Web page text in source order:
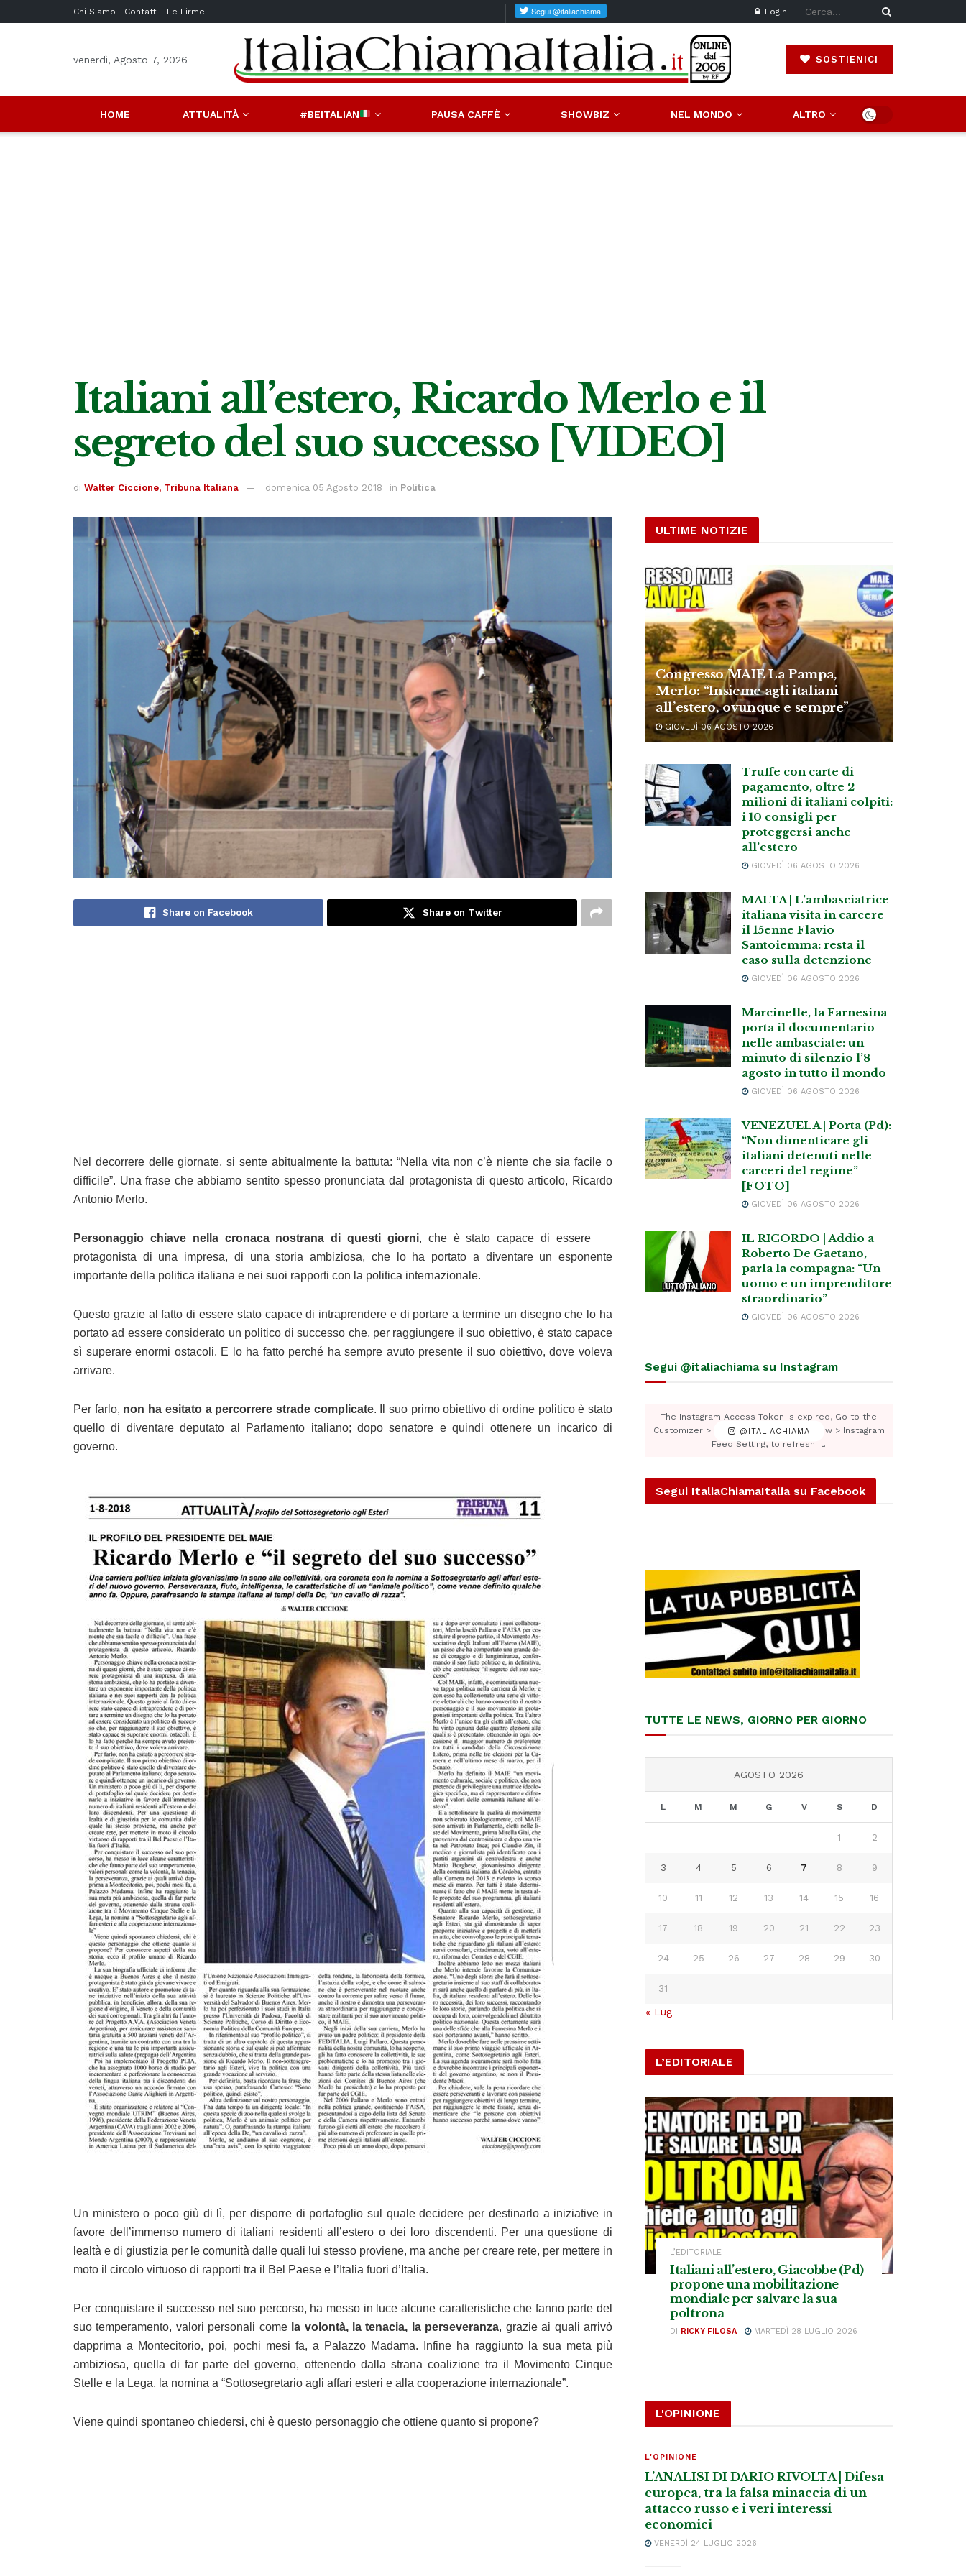
Chi Siamo Contatti Le Firme Login
venerdì, Agosto 7, 2026 SOSTIENICI
HOME ATTUALITÀ #BEITALIAN PAUSA CAFFÈ SHOWBIZ NEL MONDO ALTRO
Italiani all’estero, Ricardo Merlo e il
segreto del suo successo [VIDEO]
di Walter Ciccione, Tribuna Italiana domenica 05 Agosto 2018 in Politica
Share on Facebook Share on Twitter
Nel decorrere delle giornate, si sente abitualmente la battuta: “Nella vita non c’è niente che sia facile o
difficile”. Una frase che abbiamo sentito spesso pronunciata dal protagonista di questo articolo, Ricardo
Antonio Merlo.
Personaggio chiave nella cronaca nostrana di questi giorni, che è stato capace di essere
protagonista di una impresa, di una storia ambiziosa, che lo ha portato a diventare un esponente
importante della politica italiana e nei suoi rapporti con la politica internazionale.
Questo grazie al fatto di essere stato capace di intraprendere e di portare a termine un disegno che lo ha
portato ad essere considerato un politico di successo che, per raggiungere il suo obiettivo, è stato capace
sì superare enormi ostacoli. E lo ha fatto perché ha sempre avuto presente il suo obiettivo, dove voleva
arrivare.
Per farlo, non ha esitato a percorrere strade complicate. Il suo primo obiettivo di ordine politico è stato
quello di diventare deputato al Parlamento italiano; dopo senatore e quindi ottenere un incarico di
governo.
Un ministero o poco giù di lì, per disporre di portafoglio sul quale decidere per destinarlo a iniziative in
favore dell’immenso numero di italiani residenti all’estero o dei loro discendenti. Per una questione di
lealtà e di giustizia per le comunità dalle quali lui stesso proviene, ma anche per creare rete, per mettere in
moto il circolo virtuoso di rapporti tra il Bel Paese e l’Italia fuori d’Italia.
Per conquistare il successo nel suo percorso, ha messo in luce alcune caratteristiche che fanno parte del
suo temperamento, valori personali come la volontà, la tenacia, la perseveranza, grazie ai quali arrivò
dapprima a Montecitorio, poi, pochi mesi fa, a Palazzo Madama. Infine ha raggiunto la sua meta più
ambiziosa, quella di far parte del governo, ottenendo dalla strana coalizione tra il Movimento Cinque
Stelle e la Lega, la nomina a “Sottosegretario agli affari esteri e alla cooperazione internazionale”.
Viene quindi spontaneo chiedersi, chi è questo personaggio che ottiene quanto si propone?
ULTIME NOTIZIE
Congresso MAIE La Pampa,
Merlo: “Insieme agli italiani
all’estero, ovunque e sempre”
GIOVEDÌ 06 AGOSTO 2026
Truffe con carte di
pagamento, oltre 2
milioni di italiani colpiti:
i 10 consigli per
proteggersi anche
all’estero
GIOVEDÌ 06 AGOSTO 2026
MALTA | L’ambasciatrice
italiana visita in carcere
il 15enne Flavio
Santoiemma: resta il
caso sulla detenzione
GIOVEDÌ 06 AGOSTO 2026
Marcinelle, la Farnesina
porta il documentario
nelle ambasciate: un
minuto di silenzio l’8
agosto in tutto il mondo
GIOVEDÌ 06 AGOSTO 2026
VENEZUELA | Porta (Pd):
“Non dimenticare gli
italiani detenuti nelle
carceri del regime”
[FOTO]
GIOVEDÌ 06 AGOSTO 2026
IL RICORDO | Addio a
Roberto De Gaetano,
parla la compagna: “Un
uomo e un imprenditore
straordinario”
GIOVEDÌ 06 AGOSTO 2026
Segui @italiachiama su Instagram
@ITALIACHIAMA
The Instagram Access Token is expired, Go to the
Customizer > JNews : Social, Like & View > Instagram
Feed Setting, to refresh it.
Segui ItaliaChiamaItalia su Facebook
TUTTE LE NEWS, GIORNO PER GIORNO
AGOSTO 2026
L M M G V S D
1 2
3 4 5 6 7 8 9
10 11 12 13 14 15 16
17 18 19 20 21 22 23
24 25 26 27 28 29 30
31
« Lug
L’EDITORIALE
L’EDITORIALE
Italiani all’estero, Giacobbe (Pd)
propone una mobilitazione
mondiale per salvare la sua
poltrona
DI RICKY FILOSA MARTEDÌ 28 LUGLIO 2026
L'OPINIONE
L'OPINIONE
L’ANALISI DI DARIO RIVOLTA | Difesa
europea, tra la falsa minaccia di un
attacco russo e i veri interessi
economici
VENERDÌ 24 LUGLIO 2026